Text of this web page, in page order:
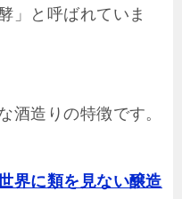
」と呼ばれていま
酒造りの特徴です。
界に類を見ない醸造